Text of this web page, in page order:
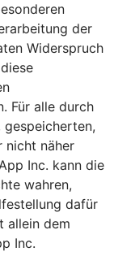
der
Widerspruch
Für alle durch
gespeicherten,
nicht näher
Inc. kann die
wahren,
dafür
allein dem
Inc.